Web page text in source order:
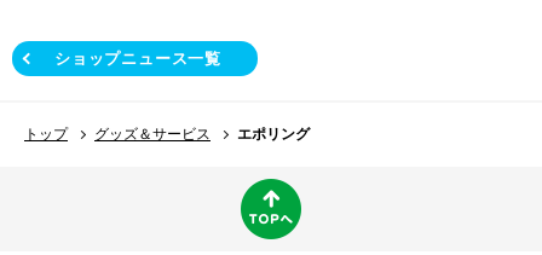
ショップニュース一覧
トップ グッズ＆サービス エポリング